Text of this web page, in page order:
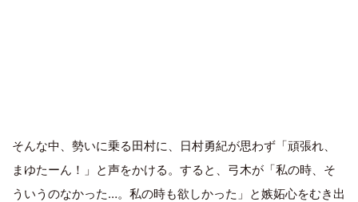
そんな中、勢いに乗る田村に、日村勇紀が思わず「頑張れ、
まゆたーん！」と声をかける。すると、弓木が「私の時、そ
ういうのなかった…。私の時も欲しかった」と嫉妬心をむき出